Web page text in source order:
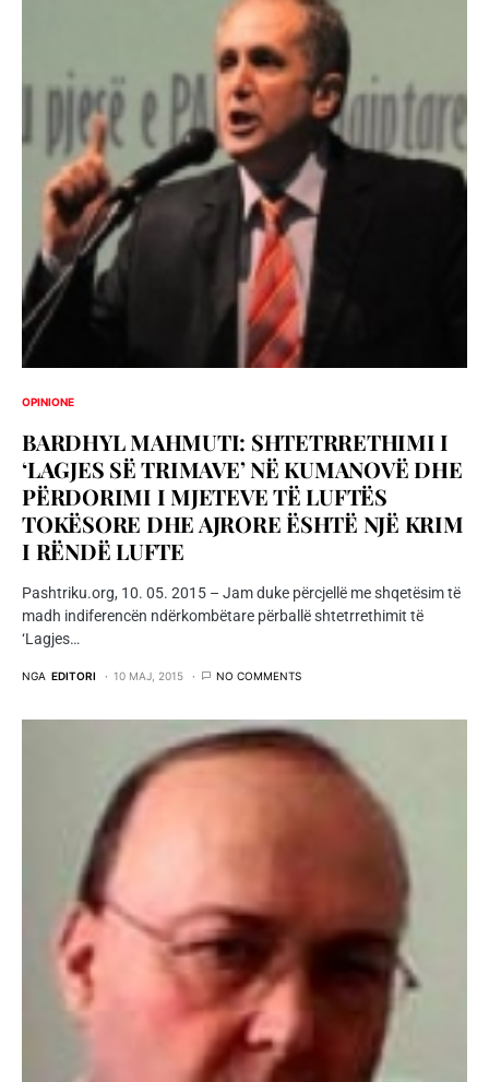
OPINIONE
BARDHYL MAHMUTI: SHTETRRETHIMI I
‘LAGJES SË TRIMAVE’ NË KUMANOVË DHE
PËRDORIMI I MJETEVE TË LUFTËS
TOKËSORE DHE AJRORE ËSHTË NJË KRIM
I RËNDË LUFTE
Pashtriku.org, 10. 05. 2015 – Jam duke përcjellë me shqetësim të
madh indiferencën ndërkombëtare përballë shtetrrethimit të
‘Lagjes…
NGA EDITORI 10 MAJ, 2015 NO COMMENTS